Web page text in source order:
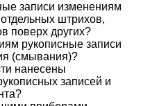
записи изменениям
штрихов,
поверх других?
рукописные записи
(смывания)?
нанесены
записей и